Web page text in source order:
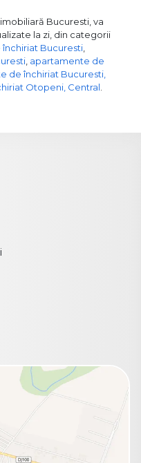
Bucuresti, va
la zi, din categorii
Bucuresti,
, apartamente de
de închiriat Bucuresti,
Otopeni, Central